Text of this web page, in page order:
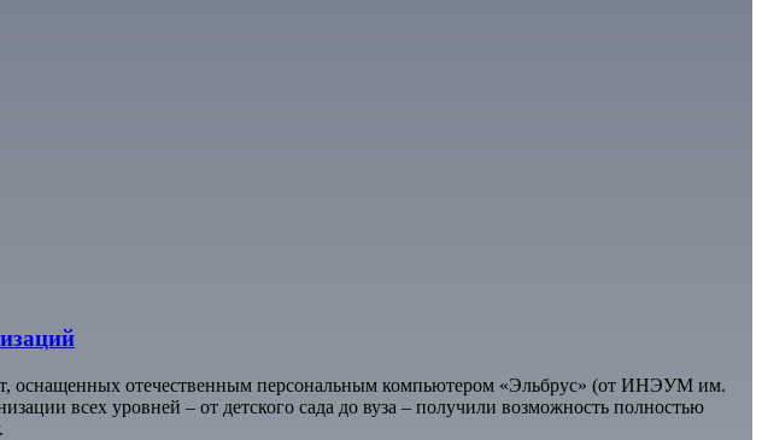
оснащенных отечественным персональным компьютером «Эльбрус» (от ИНЭУМ им.
всех уровней – от детского сада до вуза – получили возможность полностью